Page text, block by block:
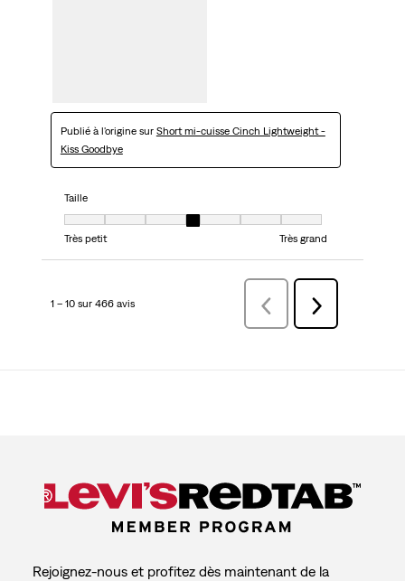
Publié à l'origine sur Short mi-cuisse Cinch Lightweight -
Kiss Goodbye
Taille
Taille, 4 sur 7, où 1 est égal à Très petit et 7 est égal à Très grand
Très petit
Très grand
1 – 10 sur 466 avis PrécédentavisSuivant
avis
Rejoignez-nous et profitez dès maintenant de la